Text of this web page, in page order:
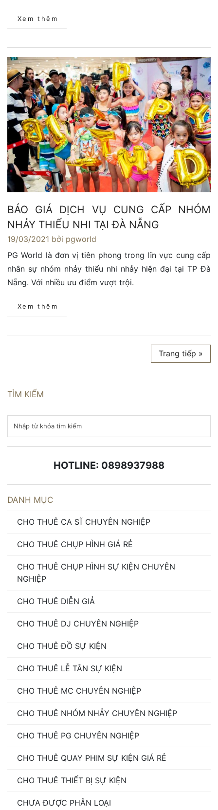
Xem thêm
BÁO GIÁ DỊCH VỤ CUNG CẤP NHÓM
NHẢY THIẾU NHI TẠI ĐÀ NẴNG
19/03/2021 bởi pgworld
PG World là đơn vị tiên phong trong lĩn vực cung cấp
nhân sự nhóm nhảy thiếu nhi nhảy hiện đại tại TP Đà
Nẵng. Với nhiều ưu điểm vượt trội.
Xem thêm
Trang tiếp »
TÌM KIẾM
HOTLINE: 0898937988
DANH MỤC
CHO THUÊ CA SĨ CHUYÊN NGHIỆP
CHO THUÊ CHỤP HÌNH GIÁ RẺ
CHO THUÊ CHỤP HÌNH SỰ KIỆN CHUYÊN
NGHIỆP
CHO THUÊ DIỄN GIẢ
CHO THUÊ DJ CHUYÊN NGHIỆP
CHO THUÊ ĐỒ SỰ KIỆN
CHO THUÊ LỄ TÂN SỰ KIỆN
CHO THUÊ MC CHUYÊN NGHIỆP
CHO THUÊ NHÓM NHẢY CHUYÊN NGHIỆP
CHO THUÊ PG CHUYÊN NGHIỆP
CHO THUÊ QUAY PHIM SỰ KIỆN GIÁ RẺ
CHO THUÊ THIẾT BỊ SỰ KIỆN
CHƯA ĐƯỢC PHÂN LOẠI